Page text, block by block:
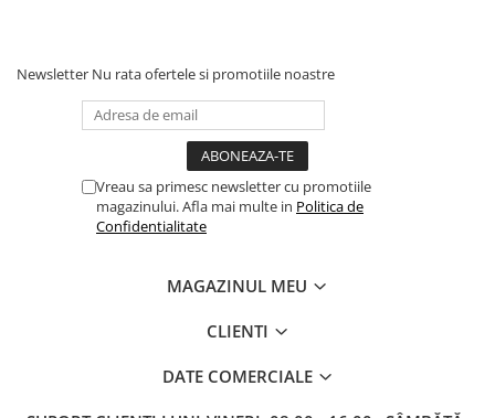
Newsletter Nu rata ofertele si promotiile noastre
Vreau sa primesc newsletter cu promotiile
magazinului. Afla mai multe in Politica de
Confidentialitate
MAGAZINUL MEU
CLIENTI
DATE COMERCIALE